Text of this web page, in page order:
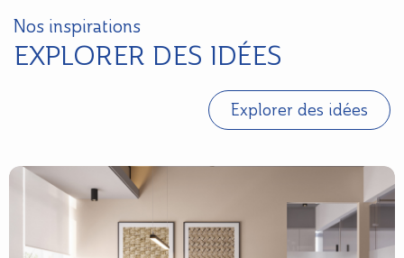
Nos inspirations
EXPLORER DES IDÉES
Explorer des idées